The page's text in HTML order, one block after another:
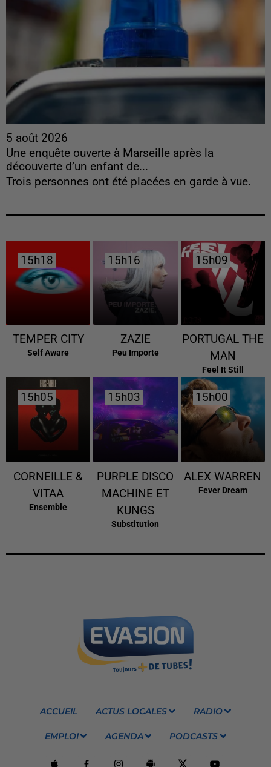
5 août 2026
Une enquête ouverte à Marseille après la
découverte d’un enfant de...
Trois personnes ont été placées en garde à vue.
15h18
15h18
TEMPER CITY
Self Aware
15h16
15h16
ZAZIE
Peu Importe
15h09
15h09
PORTUGAL THE
MAN
Feel It Still
15h05
15h05
CORNEILLE &
VITAA
Ensemble
15h03
15h03
PURPLE DISCO
MACHINE ET
KUNGS
Substitution
15h00
15h00
ALEX WARREN
Fever Dream
ACCUEIL ACTUS LOCALES RADIO
EMPLOI AGENDA PODCASTS